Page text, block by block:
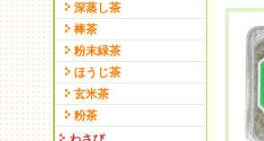
深蒸し茶
棒茶
粉末緑茶
ほうじ茶
玄米茶
粉茶